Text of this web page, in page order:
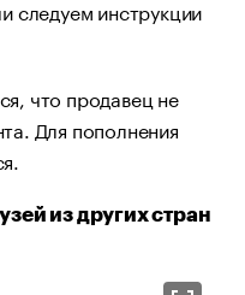
следуем инструкции
что продавец не
Для пополнения
из других стран